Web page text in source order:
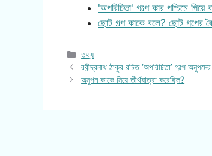
'অপরিচিতা' গল্পে কার পশ্চিমে
ছোট গল্প কাকে বলে? ছোট গল্পের
Categories
তথ্য
রবীন্দ্রনাথ ঠাকুর রচিত ‘অপরিচিতা’ গল্পে
অনুপম কাকে নিয়ে তীর্থযাত্রা করেছিল?